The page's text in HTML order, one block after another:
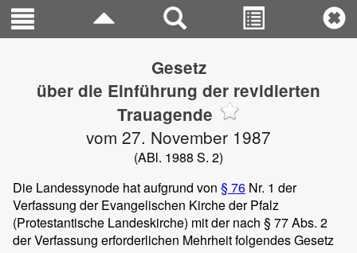
Gesetz
über die Einführung der revidierten
Trauagende
vom 27. November 1987
(ABl. 1988 S. 2)
Die Landessynode hat aufgrund von § 76 Nr. 1 der
Verfassung der Evangelischen Kirche der Pfalz
(Protestantische Landeskirche) mit der nach § 77 Abs. 2
der Verfassung erforderlichen Mehrheit folgendes Gesetz